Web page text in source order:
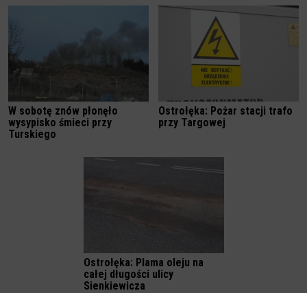
W sobotę znów płonęło
wysypisko śmieci przy
Turskiego
Ostrołęka: Pożar stacji trafo
przy Targowej
Ostrołęka: Plama oleju na
całej długości ulicy
Sienkiewicza